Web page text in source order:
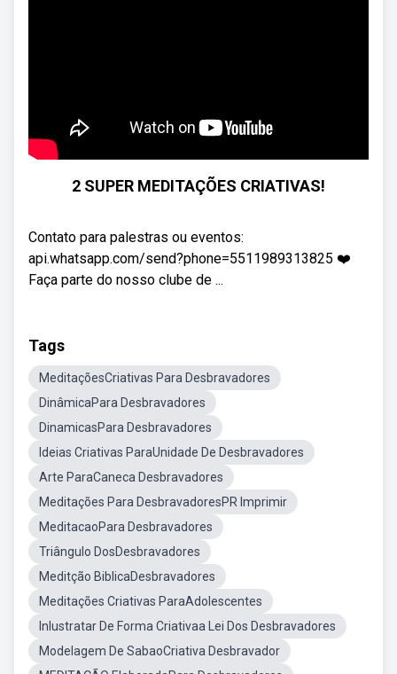
2 SUPER MEDITAÇÕES CRIATIVAS!
Contato para palestras ou eventos:
api.whatsapp.com/send?phone=5511989313825 ❤️
Faça parte do nosso clube de ...
Tags
MeditaçõesCriativas Para Desbravadores
DinâmicaPara Desbravadores
DinamicasPara Desbravadores
Ideias Criativas ParaUnidade De Desbravadores
Arte ParaCaneca Desbravadores
Meditações Para DesbravadoresPR Imprimir
MeditacaoPara Desbravadores
Triângulo DosDesbravadores
Meditção BiblicaDesbravadores
Meditações Criativas ParaAdolescentes
Inlustratar De Forma Criativaa Lei Dos Desbravadores
Modelagem De SabaoCriativa Desbravador